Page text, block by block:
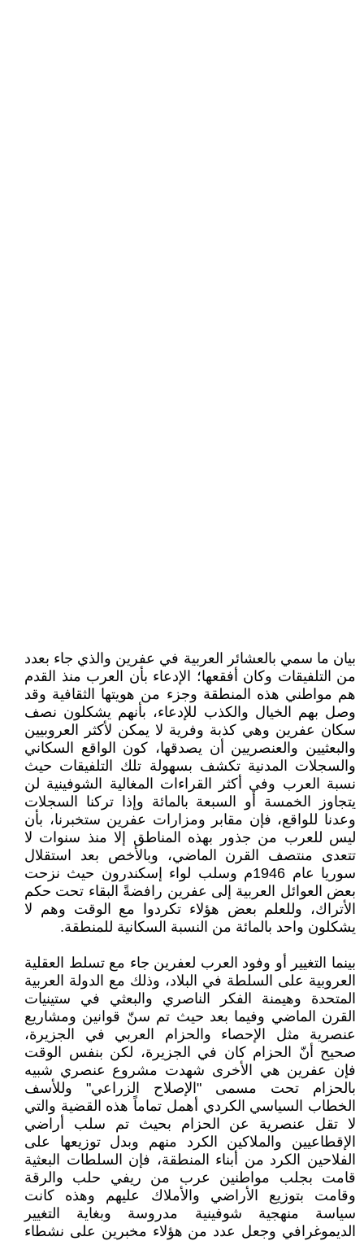
بيان ما سمي بالعشائر العربية في عفرين والذي جاء بعدد
من التلفيقات وكان أفقعها؛ الإدعاء بأن العرب منذ القدم
هم مواطني هذه المنطقة وجزء من هويتها الثقافية وقد
وصل بهم الخيال والكذب للإدعاء، بأنهم يشكلون نصف
سكان عفرين وهي كذبة وفرية لا يمكن لأكثر العروبيين
والبعثيين والعنصريين أن يصدقها، كون الواقع السكاني
والسجلات المدنية تكشف بسهولة تلك التلفيقات حيث
نسبة العرب وفي أكثر القراءات المغالية الشوفينية لن
يتجاوز الخمسة أو السبعة بالمائة وإذا تركنا السجلات
وعدنا للواقع، فإن مقابر ومزارات عفرين ستخبرنا، بأن
ليس للعرب من جذور بهذه المناطق إلا منذ سنوات لا
تتعدى منتصف القرن الماضي، وبالأخص بعد استقلال
سوريا عام 1946م وسلب لواء إسكندرون حيث نزحت
بعض العوائل العربية إلى عفرين رافضةً البقاء تحت حكم
الأتراك، وللعلم بعض هؤلاء تكردوا مع الوقت وهم لا
يشكلون واحد بالمائة من النسبة السكانية للمنطقة.
بينما التغيير أو وفود العرب لعفرين جاء مع تسلط العقلية
العروبية على السلطة في البلاد، وذلك مع الدولة العربية
المتحدة وهيمنة الفكر الناصري والبعثي في ستينيات
القرن الماضي وفيما بعد حيث تم سنّ قوانين ومشاريع
عنصرية مثل الإحصاء والحزام العربي في الجزيرة،
صحيح أنّ الحزام كان في الجزيرة، لكن بنفس الوقت
فإن عفرين هي الأخرى شهدت مشروع عنصري شبيه
بالحزام تحت مسمى "الإصلاح الزراعي" وللأسف
الخطاب السياسي الكردي أهمل تماماً هذه القضية والتي
لا تقل عنصرية عن الحزام بحيث تم سلب أراضي
الإقطاعيين والملاكين الكرد منهم وبدل توزيعها على
الفلاحين الكرد من أبناء المنطقة، فإن السلطات البعثية
قامت بجلب مواطنين عرب من ريفي حلب والرقة
وقامت بتوزيع الأراضي والأملاك عليهم وهذه كانت
سياسة منهجية شوفينية مدروسة وبغاية التغيير
الديموغرافي وجعل عدد من هؤلاء مخبرين على نشطاء